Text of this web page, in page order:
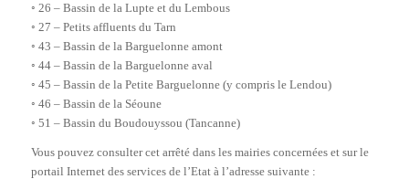
◦ 26 – Bassin de la Lupte et du Lembous
◦ 27 – Petits affluents du Tarn
◦ 43 – Bassin de la Barguelonne amont
◦ 44 – Bassin de la Barguelonne aval
◦ 45 – Bassin de la Petite Barguelonne (y compris le Lendou)
◦ 46 – Bassin de la Séoune
◦ 51 – Bassin du Boudouyssou (Tancanne)
Vous pouvez consulter cet arrêté dans les mairies concernées et sur le
portail Internet des services de l’Etat à l’adresse suivante :